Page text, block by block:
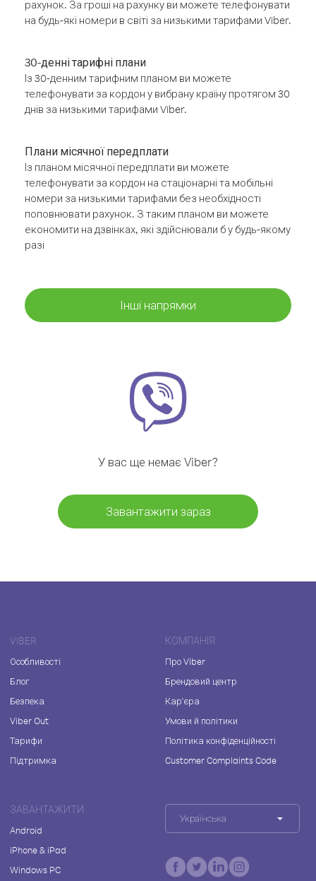
рахунок. За гроші на рахунку ви можете телефонувати
на будь-які номери в світі за низькими тарифами Viber.
30-денні тарифні плани
Із 30-денним тарифним планом ви можете
телефонувати за кордон у вибрану країну протягом 30
днів за низькими тарифами Viber.
Плани місячної передплати
Із планом місячної передплати ви можете
телефонувати за кордон на стаціонарні та мобільні
номери за низькими тарифами без необхідності
поповнювати рахунок. З таким планом ви можете
економити на дзвінках, які здійснювали б у будь-якому
разі
Інші напрямки
У вас ще немає Viber?
Завантажити зараз
VIBER
Особливості
Блог
Безпека
Viber Out
Тарифи
Підтримка
КОМПАНІЯ
Про Viber
Брендовий центр
Кар'єра
Умови й політики
Політика конфіденційності
Customer Complaints Code
ЗАВАНТАЖИТИ
Android
iPhone & iPad
Windows PC
Українська